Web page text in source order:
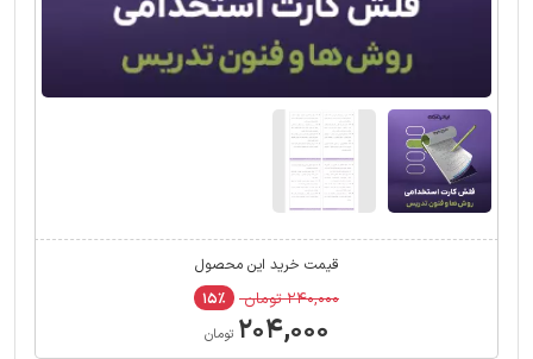
قیمت خرید این محصول
۲۴۰,۰۰۰ تومان ۱۵٪
۲۰۴,۰۰۰ تومان